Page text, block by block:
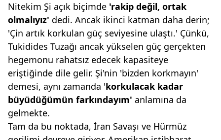
Nitekim Şi açık biçimde 'rakip değil, ortak
olmalıyız' dedi. Ancak ikinci katman daha derin;
'Çin artık korkulan güç seviyesine ulaştı.' Çünkü,
Tukidides Tuzağı ancak yükselen güç gerçekten
hegemonu rahatsız edecek kapasiteye
eriştiğinde dile gelir. Şi'nin 'bizden korkmayın'
demesi, aynı zamanda 'korkulacak kadar
büyüdüğümün farkındayım' anlamına da
gelmekte.
Tam da bu noktada, İran Savaşı ve Hürmüz